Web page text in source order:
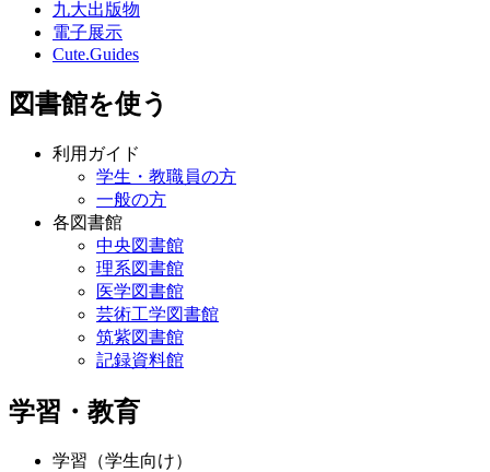
九大出版物
電子展示
Cute.Guides
図書館を使う
利用ガイド
学生・教職員の方
一般の方
各図書館
中央図書館
理系図書館
医学図書館
芸術工学図書館
筑紫図書館
記録資料館
学習・教育
学習（学生向け）